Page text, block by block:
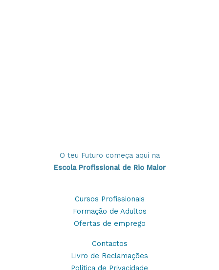
O teu Futuro começa aqui na
Escola Profissional de Rio Maior
Cursos Profissionais
Formação de Adultos
Ofertas de emprego
Contactos
Livro de Reclamações
Politica de Privacidade